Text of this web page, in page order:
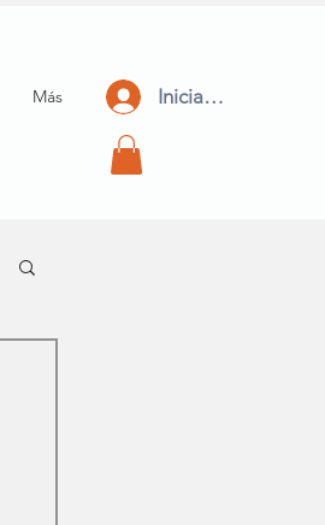
Más Iniciar Sesión